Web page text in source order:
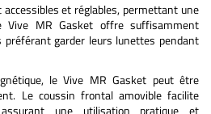
et réglables, permettant une
Vive MR Gasket offre suffisamment
préférant garder leurs lunettes pendant
le Vive MR Gasket peut être
Le coussin frontal amovible facilite
une utilisation pratique et